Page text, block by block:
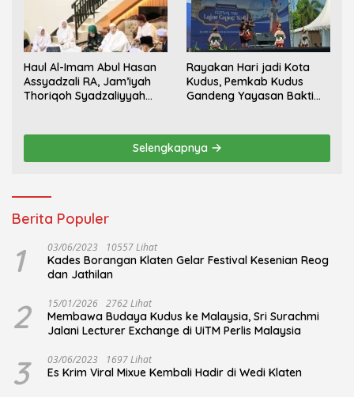
Haul Al-Imam Abul Hasan
Assyadzali RA, Jam’iyah
Thoriqoh Syadzaliyyah
Rayakan Hari jadi Kota
Kudus, Pemkab Kudus
Gandeng Yayasan Bakti
Selengkapnya
Berita Populer
1 03/06/2023 10557 Lihat
Kades Borangan Klaten Gelar Festival Kesenian Reog
dan Jathilan
2 15/01/2026 2762 Lihat
Membawa Budaya Kudus ke Malaysia, Sri Surachmi
Jalani Lecturer Exchange di UiTM Perlis Malaysia
3 03/06/2023 1697 Lihat
Es Krim Viral Mixue Kembali Hadir di Wedi Klaten